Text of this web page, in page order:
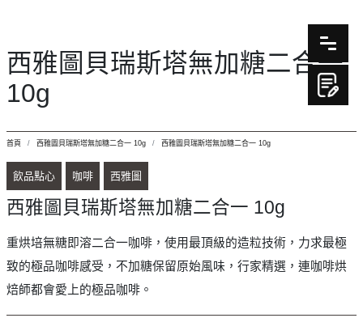
西雅圖貝瑞斯塔無加糖二合一
10g
首頁 西雅圖貝瑞斯塔無加糖二合一 10g 西雅圖貝瑞斯塔無加糖二合一 10g
飲品點心 咖啡 西雅圖
西雅圖貝瑞斯塔無加糖二合一 10g
重烘培無糖即溶二合一咖啡，使用最頂級的造粒技術，力求最極
致的極品咖啡感受，不加糖保留原始風味，行家精選，連咖啡烘
焙師都會愛上的極品咖啡。